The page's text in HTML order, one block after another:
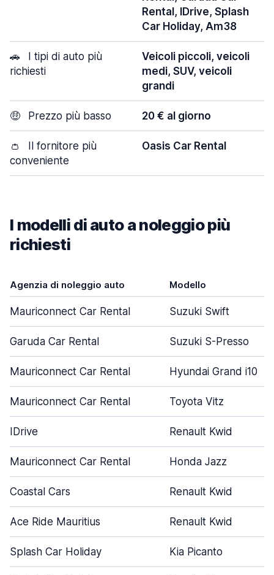
Rental, IDrive, Splash
Car Holiday, Am38
🚗
I tipi di auto più
richiesti
Veicoli piccoli, veicoli
medi, SUV, veicoli
grandi
🤑 Prezzo più basso 20 € al giorno
👛
Il fornitore più
conveniente
Oasis Car Rental
I modelli di auto a noleggio più
richiesti
Agenzia di noleggio auto Modello
Mauriconnect Car Rental Suzuki Swift
Garuda Car Rental Suzuki S-Presso
Mauriconnect Car Rental Hyundai Grand i10
Mauriconnect Car Rental Toyota Vitz
IDrive Renault Kwid
Mauriconnect Car Rental Honda Jazz
Coastal Cars Renault Kwid
Ace Ride Mauritius Renault Kwid
Splash Car Holiday Kia Picanto